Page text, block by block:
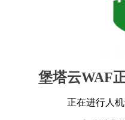
堡塔云WAF
正在进行人